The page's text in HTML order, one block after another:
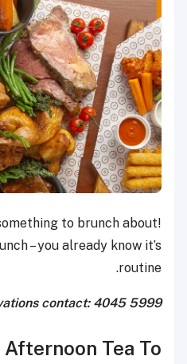
to brunch about!
– you already know it’s
routine.
contact: 4045 5999
Afternoon Tea To